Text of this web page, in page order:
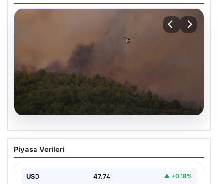
Bursa’da orman yangını! Müdahale
başlatıldı…
Piyasa Verileri
USD 47.74 ▲ +0.18%